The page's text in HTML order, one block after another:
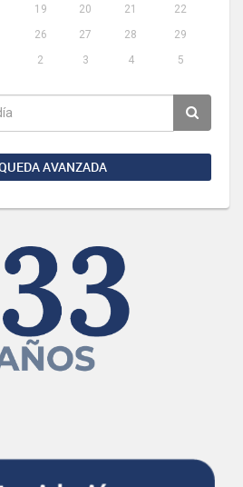
19 20 21
22
26 27 28
29
2 3 4 5
AVANZADA